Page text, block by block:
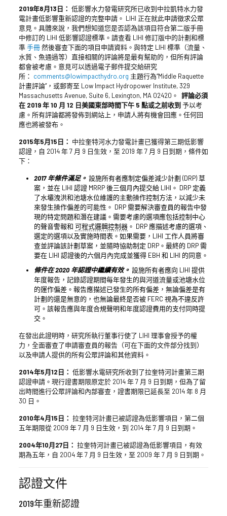
2019年8月13日： 低影響水力發電研究所已收到中拉凱特水力發
電計畫低影響重新認證的完整申請。 LIHI 正在就此申請徵求公眾
意見。具體來說，我們想知道您是否認為該項目符合第二版手冊
中修訂的 LIHI 低影響認證標準。請查看 LIHI 修訂版中的計劃和標
準手冊然後審查下面的項目申請資料。與特定 LIHI 標準（流量、
水質、魚通過等）直接相關的評論將是最有幫助的，但所有評論
都會被考慮。意見可以透過電子郵件提交給研究
所： comments@lowimpacthydro.org 主題行為“Middle Raquette
計畫評論”，或郵寄至 Low Impact Hydropower Institute, 329
Massachusetts Avenue, Suite 6, Lexington, MA 02420。 評論必須
在 2019 年 10 月 12 日美國東部時間下午 5 點或之前收到 予以考
慮。所有評論都將發佈到網站上，申請人將有機會回應。任何回
應也將被發布。
2015年5月15日： 中拉奎特河水力發電計畫已獲得第三期低影響
認證，自 2014 年 7 月 9 日生效，至 2019 年 7 月 9 日到期，條件如
下：
2017 年條件滿足。 設施所有者應制定偏差減少計劃 (DRP) 草
案，並在 LIHI 認證 MRRP 後三個月內提交給 LIHI。 DRP 定義
了水壩洩洪和池塘水位維護的主動操作控制方法，以減少未
來發生操作偏差的可能性。 DRP 需要解決審查員的報告中發
現的特定問題和潛在建議。需要考慮的選項應包括控制中心
的聲音警報和 可程式邏輯控制器。 DRP 應描述考慮的選項、
選定的選項以及實施時間表。如果需要，LIHI 工作人員將審
查並評論該計劃草案，並隨時協助制定 DRP。最終的 DRP 需
要在 LIHI 認證後的六個月內完成並獲得 EBH 和 LIHI 的同意。
條件在 2020 年認證中繼續有效。 設施所有者應向 LIHI 提供
年度報告，記錄認證期間每年發生的與河道流量或池塘水位
的運作偏差。報告應描述已發生的所有偏差，無論偏差是有
計劃的還是無意的，也無論最終是否被 FERC 視為不違反許
可。該報告應與年度合規聲明和年度認證費用的支付同時提
交。
在發出此證明時，研究所執行董事行使了 LIHI 理事會授予的權
力，全面審查了申請審查員的報告（可在下面的文件部分找到）
以及申請人提供的所有公眾評論和其他資料。
2014年5月12日： 低影響水電研究所收到了拉奎特河計畫第三期
認證申請。現行證書期限原定於 2014 年 7 月 9 日到期，但為了留
出時間進行公眾評論和內部審查，證書期限已延長至 2014 年 8 月
30 日。
2010年4月15日： 拉奎特河計畫已被認證為低影響項目，第二個
五年期限從 2009 年 7 月 9 日生效，到 2014 年 7 月 9 日到期。
2004年10月27日： 拉奎特河計畫已被認證為低影響項目，有效
期為五年，自 2004 年 7 月 9 日生效，至 2009 年 7 月 9 日到期。
認證文件
2019年重新認證